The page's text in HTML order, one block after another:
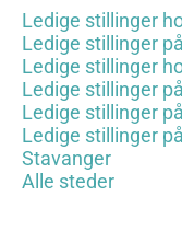
Ledige stillinger
Ledige stillinger
Ledige stillinger
Ledige stillinger
Ledige stillinger
Ledige stillinger
Stavanger
Alle steder